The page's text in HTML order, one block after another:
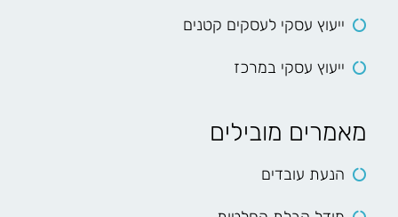
ייעוץ עסקי לעסקים קטנים
ייעוץ עסקי במרכז
מאמרים מובילים
הנעת עובדים